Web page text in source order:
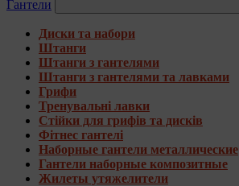
Гантели
Диски та набори
Штанги
Штанги з гантелями
Штанги з гантелями та лавками
Грифи
Тренувальні лавки
Стійки для грифів та дисків
Фітнес гантелі
Наборные гантели металлические
Гантели наборные композитные
Жилеты утяжелители